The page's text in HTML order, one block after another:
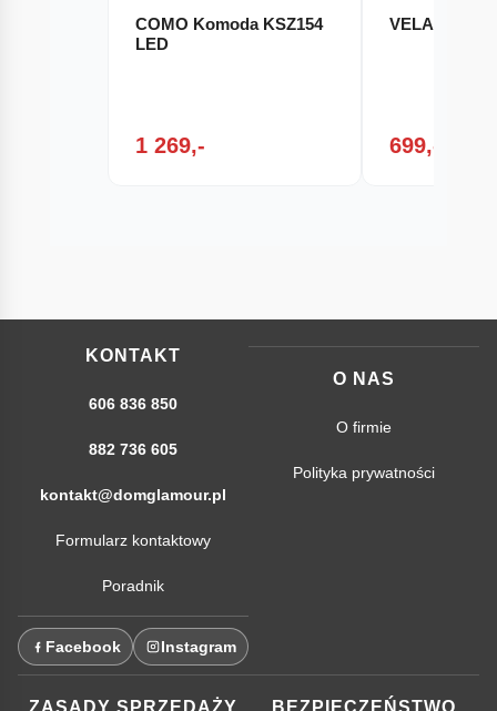
COMO Komoda KSZ154
LED
1 269,-
VELARE
699,-
KONTAKT
606 836 850
882 736 605
kontakt@domglamour.pl
Formularz kontaktowy
Poradnik
Facebook Instagram
O NAS
O firmie
Polityka prywatności